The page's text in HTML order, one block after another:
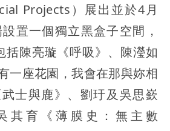
Projects）展出並於4月
置一個獨立黑盒子空間，
括陳亮璇《呼吸》、陳瀅如
一座花園，我會在那與妳相
士與鹿》、劉玗及吳思嶔
其育《薄膜史：無主數